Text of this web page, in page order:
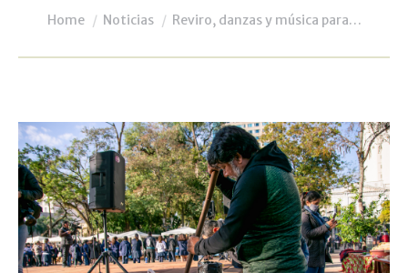
You are here:
Home Noticias Reviro, danzas y música para…